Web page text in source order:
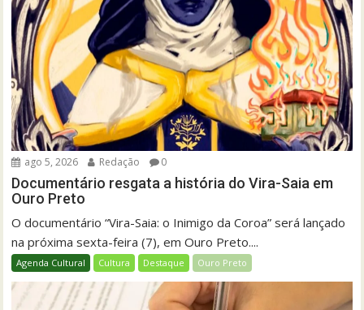
ago 5, 2026 Redação 0
Documentário resgata a história do Vira-Saia em
Ouro Preto
O documentário “Vira-Saia: o Inimigo da Coroa” será lançado
na próxima sexta-feira (7), em Ouro Preto....
Agenda Cultural Cultura Destaque Ouro Preto